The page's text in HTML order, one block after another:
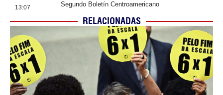
13:07 Segundo Boletín Centroamericano
RELACIONADAS